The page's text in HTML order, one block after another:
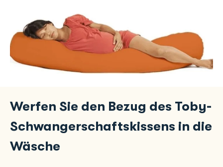
Werfen Sie den Bezug des Toby-
Schwangerschaftskissens in die
Wäsche